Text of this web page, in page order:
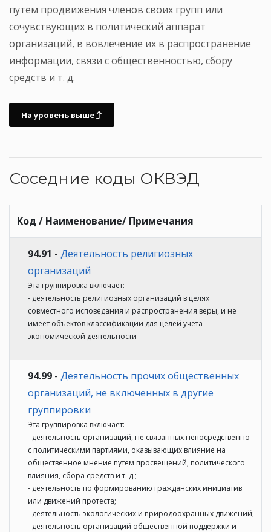
путем продвижения членов своих групп или
сочувствующих в политический аппарат
организаций, в вовлечение их в распространение
информации, связи с общественностью, сбору
средств и т. д.
На уровень выше
Соседние коды ОКВЭД
Код / Наименование/ Примечания
94.91 - Деятельность религиозных
организаций
Эта группировка включает:
- деятельность религиозных организаций в целях
совместного исповедания и распространения веры, и не
имеет объектов классификации для целей учета
экономической деятельности
94.99 - Деятельность прочих общественных
организаций, не включенных в другие
группировки
Эта группировка включает:
- деятельность организаций, не связанных непосредственно
с политическими партиями, оказывающих влияние на
общественное мнение путем просвещений, политического
влияния, сбора средств и т. д.;
- деятельность по формированию гражданских инициатив
или движений протеста;
- деятельность экологических и природоохранных движений;
- деятельность организаций общественной поддержки и